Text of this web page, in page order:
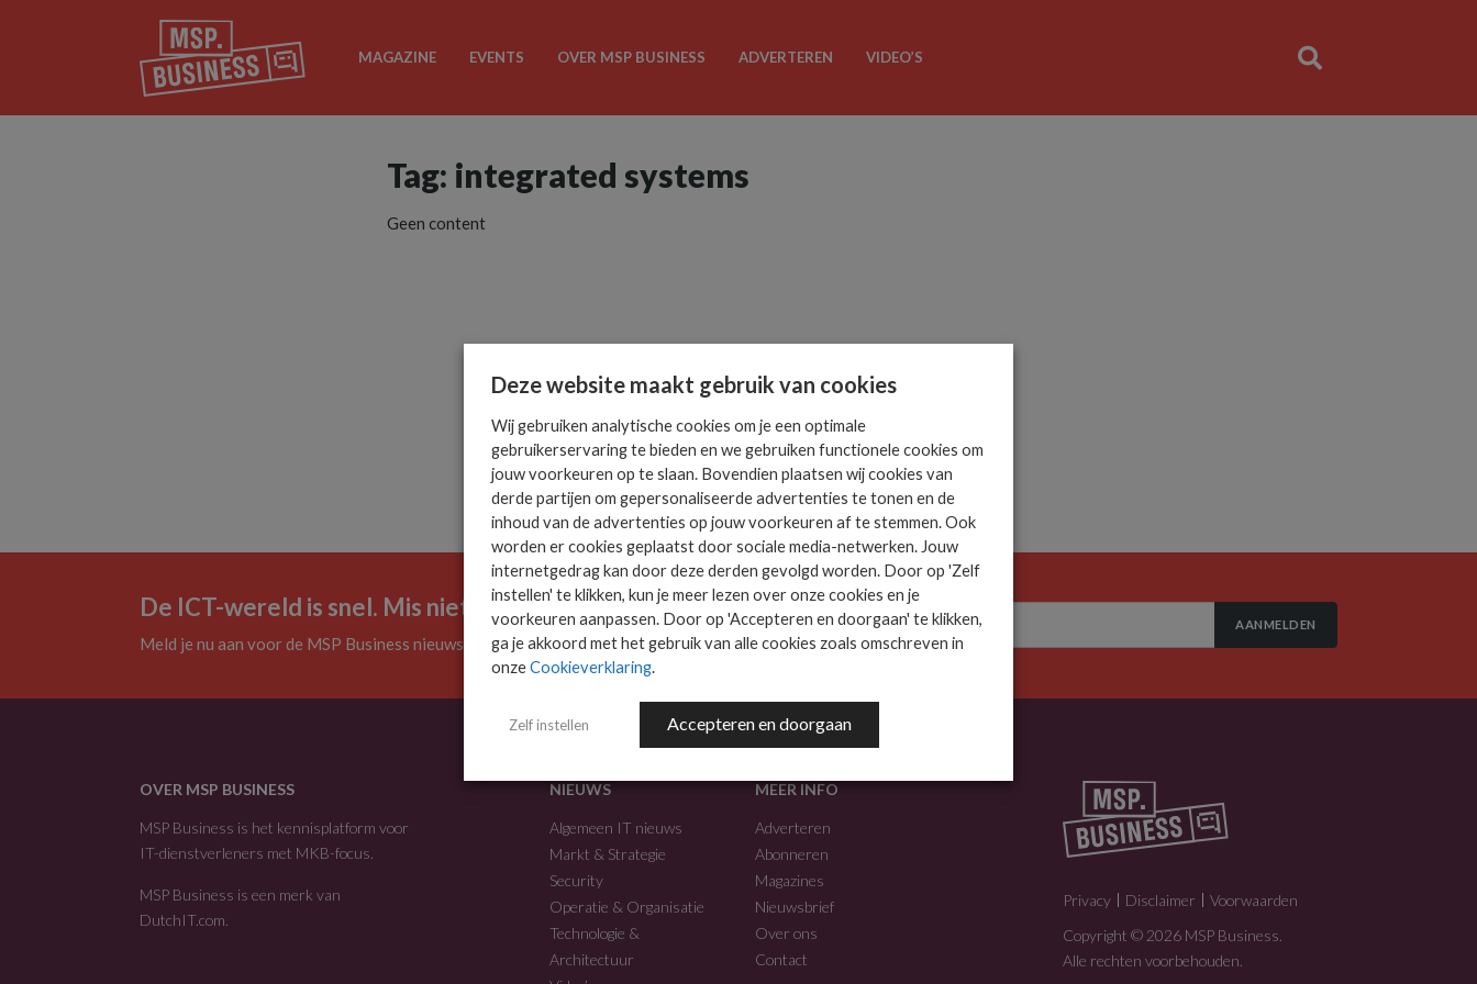
MAGAZINE EVENTS OVER MSP BUSINESS ADVERTEREN VIDEO’S
Tag: integrated systems
Geen content
De ICT-wereld is snel. Mis niets.
Meld je nu aan voor de MSP Business nieuwsbrief.
AANMELDEN
OVER MSP BUSINESS
MSP Business is het kennisplatform voor
IT-dienstverleners met MKB-focus.
MSP Business is een merk van
DutchIT.com
NIEUWS
Algemeen IT nieuws
Markt & Strategie
Security
Operatie & Organisatie
Technologie &
Architectuur
MEER INFO
Adverteren
Abonneren
Magazines
Nieuwsbrief
Over ons
Contact
Privacy Disclaimer
Voorwaarden
Copyright © 2026 MSP Business.
Alle rechten voorbehouden.
Deze website maakt gebruik van cookies
Wij gebruiken analytische cookies om je een optimale
gebruikerservaring te bieden en we gebruiken functionele cookies om
jouw voorkeuren op te slaan. Bovendien plaatsen wij cookies van
derde partijen om gepersonaliseerde advertenties te tonen en de
inhoud van de advertenties op jouw voorkeuren af te stemmen. Ook
worden er cookies geplaatst door sociale media-netwerken. Jouw
internetgedrag kan door deze derden gevolgd worden. Door op 'Zelf
instellen' te klikken, kun je meer lezen over onze cookies en je
voorkeuren aanpassen. Door op 'Accepteren en doorgaan' te klikken,
ga je akkoord met het gebruik van alle cookies zoals omschreven in
onzeCookieverklaring.
Zelf instellen Accepteren en doorgaan